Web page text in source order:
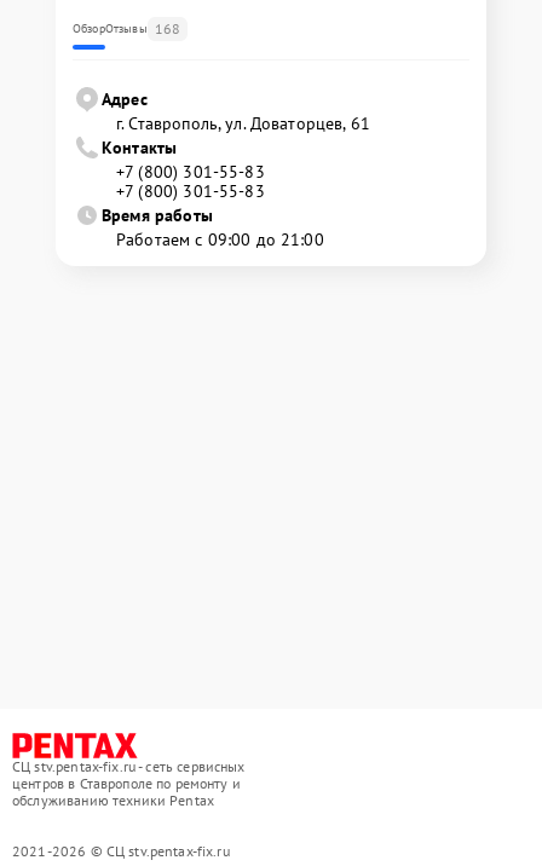
ОбзорОтзывы 168
Адрес
г. Ставрополь, ул. Доваторцев, 61
Контакты
+7 (800) 301-55-83
+7 (800) 301-55-83
Время работы
Работаем с 09:00 до 21:00
СЦ stv.pentax-fix.ru - сеть сервисных
центров в Ставрополе по ремонту и
обслуживанию техники Pentax
2021-2026 © СЦ stv.pentax-fix.ru